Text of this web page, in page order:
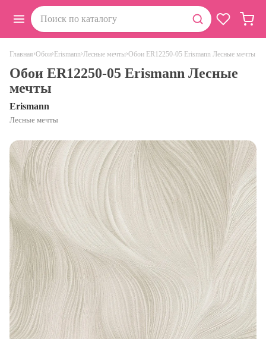
Главная›Обои› Erismann›Лесные мечты›Обои ER12250-05 Erismann Лесные мечты
Обои ER12250-05 Erismann Лесные
мечты
Erismann
Лесные мечты